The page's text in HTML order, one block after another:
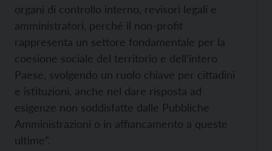
organi di controllo interno, revisori legali e
amministratori, perché il non-profit
rappresenta un settore fondamentale per la
coesione sociale del territorio e dell’intero
Paese, svolgendo un ruolo chiave per cittadini
e istituzioni, anche nel dare risposta ad
esigenze non soddisfatte dalle Pubbliche
Amministrazioni o in affiancamento a queste
ultime”.